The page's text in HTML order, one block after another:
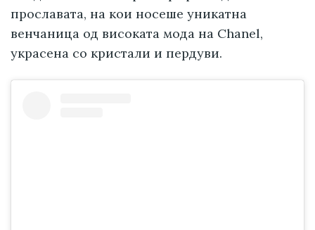
прославата, на кои носеше уникатна
венчаница од високата мода на Chanel,
украсена со кристали и пердуви.